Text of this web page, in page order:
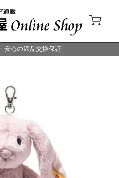
安心の返品交換保証